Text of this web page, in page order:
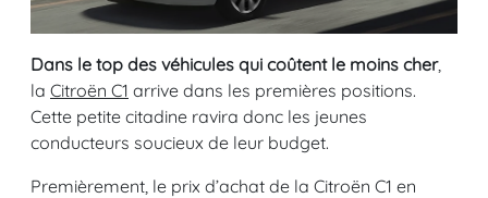
Dans le top des véhicules qui coûtent le moins cher,
la Citroën C1 arrive dans les premières positions.
Cette petite citadine ravira donc les jeunes
conducteurs soucieux de leur budget.
Premièrement, le prix d’achat de la Citroën C1 en